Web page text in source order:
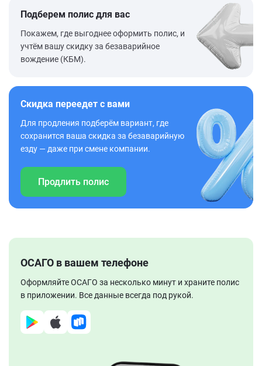
Подберем полис для вас
Покажем, где выгоднее оформить полис, и
учтём вашу скидку за безаварийное
вождение (КБМ).
Скидка переедет с вами
Для продления подберём вариант, где
сохранится ваша скидка за безаварийную
езду — даже при смене компании.
Продлить полис
ОСАГО в вашем телефоне
Оформляйте ОСАГО за несколько минут и храните полис
в приложении. Все данные всегда под рукой.